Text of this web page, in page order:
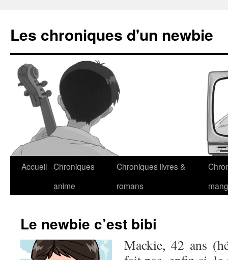
Les chroniques d'un newbie
Accueil Chroniques
anime
Chroniques livres &
romans
Le newbie c’est bibi
Mackie, 42 ans